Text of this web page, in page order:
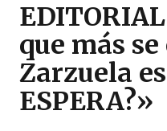
que más
Zarzuela
ESPERA?»